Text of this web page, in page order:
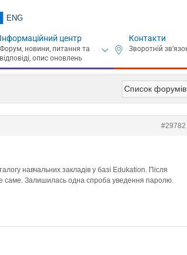
ENG
Інформаційний центр Контакти
Список форумів
#29782
навчальних закладів у базі Edukation. Після
саме. Залишилась одна спроба уведення паролю.